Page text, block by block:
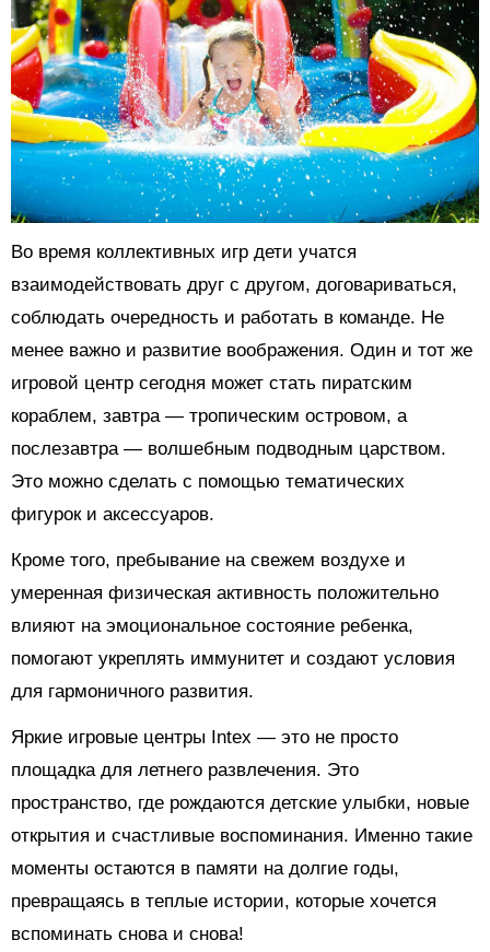
Во время коллективных игр дети учатся
взаимодействовать друг с другом, договариваться,
соблюдать очередность и работать в команде. Не
менее важно и развитие воображения. Один и тот же
игровой центр сегодня может стать пиратским
кораблем, завтра — тропическим островом, а
послезавтра — волшебным подводным царством.
Это можно сделать с помощью тематических
фигурок и аксессуаров.
Кроме того, пребывание на свежем воздухе и
умеренная физическая активность положительно
влияют на эмоциональное состояние ребенка,
помогают укреплять иммунитет и создают условия
для гармоничного развития.
Яркие игровые центры Intex — это не просто
площадка для летнего развлечения. Это
пространство, где рождаются детские улыбки, новые
открытия и счастливые воспоминания. Именно такие
моменты остаются в памяти на долгие годы,
превращаясь в теплые истории, которые хочется
вспоминать снова и снова!